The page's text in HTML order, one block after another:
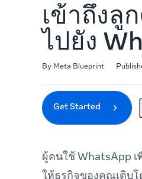
เข้าถึง
ไปยัง
By Meta Blueprint
Get Started
ผู้คนใช้ WhatsApp
ให้ธุรกิจของคุณเติบ